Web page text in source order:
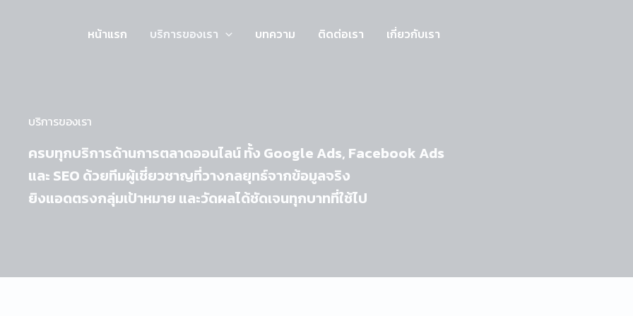
หน้าแรก บริการของเรา บทความ ติดต่อเรา เกี่ยวกับเรา
บริการของเรา
ครบทุกบริการด้านการตลาดออนไลน์ ทั้ง Google Ads, Facebook Ads
และ SEO ด้วยทีมผู้เชี่ยวชาญที่วางกลยุทธ์จากข้อมูลจริง
ยิงแอดตรงกลุ่มเป้าหมาย และวัดผลได้ชัดเจนทุกบาทที่ใช้ไป